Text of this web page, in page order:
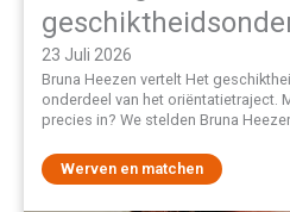
23 Juli 2026
Bruna Heezen vertelt Het
onderdeel van het oriëntatietraject.
precies in? We stelden Bruna
Werven en matchen